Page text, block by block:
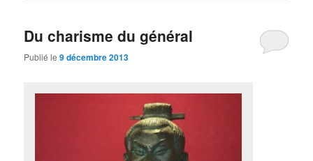
Du charisme du général
Publié le9 décembre 2013